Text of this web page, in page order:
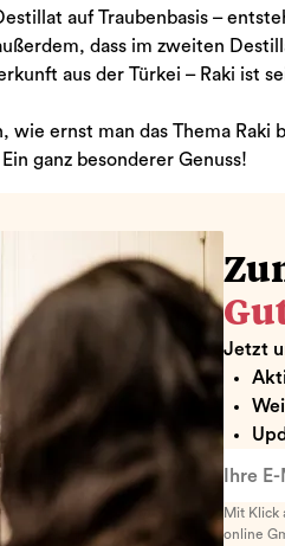
auf Traubenbasis –
dass im zweiten
aus der Türkei – Raki ist
wie ernst man das Thema
ganz besonderer Genuss!
Jetzt
Mit Klick
online